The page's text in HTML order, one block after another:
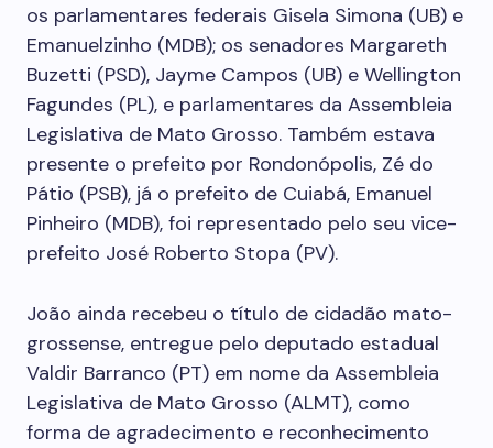
os parlamentares federais Gisela Simona (UB) e
Emanuelzinho (MDB); os senadores Margareth
Buzetti (PSD), Jayme Campos (UB) e Wellington
Fagundes (PL), e parlamentares da Assembleia
Legislativa de Mato Grosso. Também estava
presente o prefeito por Rondonópolis, Zé do
Pátio (PSB), já o prefeito de Cuiabá, Emanuel
Pinheiro (MDB), foi representado pelo seu vice-
prefeito José Roberto Stopa (PV).
João ainda recebeu o título de cidadão mato-
grossense, entregue pelo deputado estadual
Valdir Barranco (PT) em nome da Assembleia
Legislativa de Mato Grosso (ALMT), como
forma de agradecimento e reconhecimento